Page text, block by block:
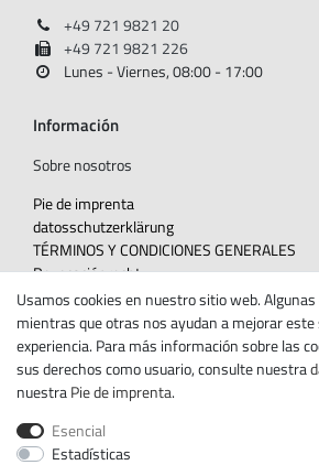
+49 721 9821 20
+49 721 9821 226
Lunes - Viernes, 08:00 - 17:00
Información
Sobre nosotros
Pie de imprenta
datos­schutz­erklärung
TÉRMINOS Y CONDICIONES GENERALES
Revocación­recht
Withdraw from contract here
Contacte con
Boletín de noticias
Ceres::Template.newsletterHoneypotLabel
Usamos cookies en nuestro sitio web.
mientras que otras nos ayudan a mejorar
experiencia. Para más información sobre las
sus derechos como usuario, consulte nuestra
nuestraPie de imprenta.
Esencial
Estadísticas